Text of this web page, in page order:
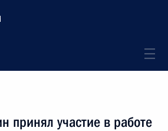
принял участие в работе